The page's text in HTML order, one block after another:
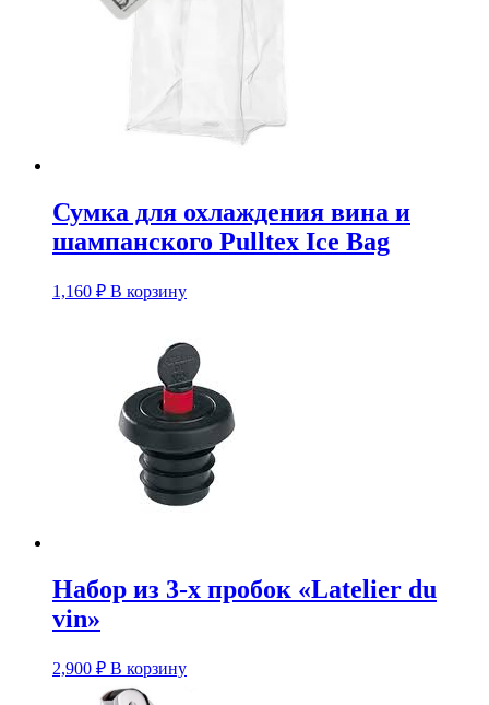
Сумка для охлаждения вина и
шампанского Pulltex Ice Bag
1,160 ₽ В корзину
Набор из 3-х пробок «Latelier du
vin»
2,900 ₽ В корзину